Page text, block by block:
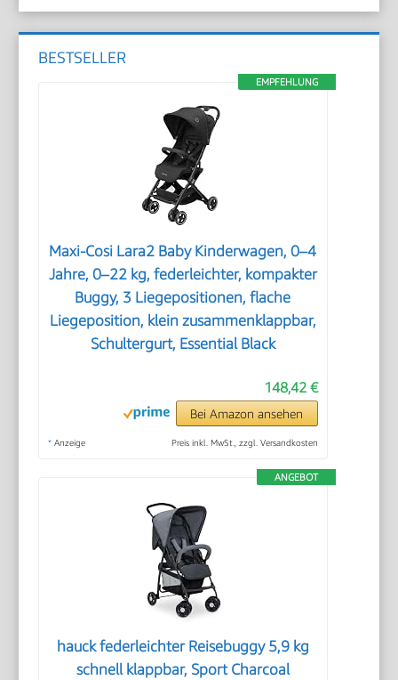
BESTSELLER
EMPFEHLUNG
Maxi-Cosi Lara2 Baby Kinderwagen, 0–4
Jahre, 0–22 kg, federleichter, kompakter
Buggy, 3 Liegepositionen, flache
Liegeposition, klein zusammenklappbar,
Schultergurt, Essential Black
148,42 €
Bei Amazon ansehen
* Anzeige Preis inkl. MwSt., zzgl. Versandkosten
ANGEBOT
hauck federleichter Reisebuggy 5,9 kg
schnell klappbar, Sport Charcoal